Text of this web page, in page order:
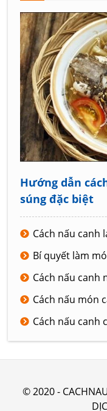
Hướng dẫn
súng đặc biệt
Cách nấu canh
Bí quyết làm
Cách nấu canh
Cách nấu món
Cách nấu canh
© 2020 -